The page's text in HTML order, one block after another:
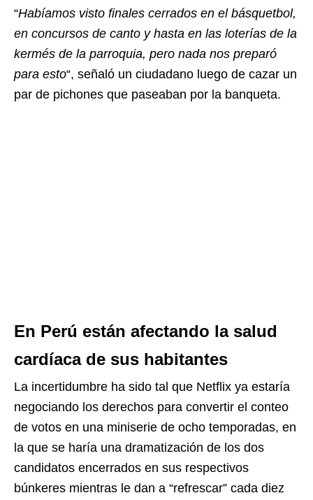
“Habíamos visto finales cerrados en el básquetbol,
en concursos de canto y hasta en las loterías de la
kermés de la parroquia, pero nada nos preparó
para esto“, señaló un ciudadano luego de cazar un
par de pichones que paseaban por la banqueta.
En Perú están afectando la salud
cardíaca de sus habitantes
La incertidumbre ha sido tal que Netflix ya estaría
negociando los derechos para convertir el conteo
de votos en una miniserie de ocho temporadas, en
la que se haría una dramatización de los dos
candidatos encerrados en sus respectivos
búnkeres mientras le dan a “refrescar” cada diez